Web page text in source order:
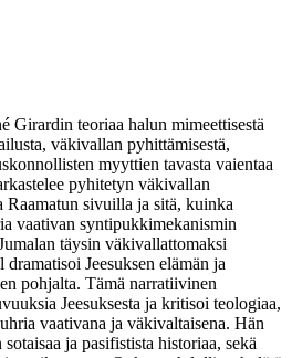
Girardin teoriaa halun mimeettisestä
väkivallan pyhittämisestä,
myyttien tavasta vaientaa
pyhitetyn väkivallan
sivuilla ja sitä, kuinka
vaativan syntipukkimekanismin
täysin väkivallattomaksi
Jeesuksen elämän ja
pohjalta. Tämä narratiivinen
Jeesuksesta ja kritisoi teologiaa,
vaativana ja väkivaltaisena. Hän
ja pasifistista historiaa, sekä